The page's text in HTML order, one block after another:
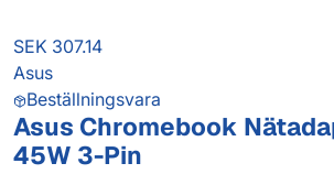
SEK 307.14
Asus
Beställningsvara
Asus Chromebook
45W 3-Pin